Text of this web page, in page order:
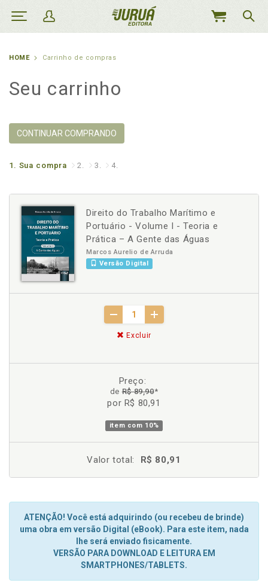
MEU
HOME Carrinho de compras
Seu carrinho
CONTINUAR COMPRANDO
1. Sua compra 2. 3. 4.
Direito do Trabalho Marítimo e
Portuário - Volume I - Teoria e
Prática – A Gente das Águas
Marcos Aurelio de Arruda
Versão Digital
Excluir
Preço:
deR$ 89,90*
por R$ 80,91
item com 10%
Valor total: R$ 80,91
ATENÇÃO! Você está adquirindo (ou recebeu de brinde)
uma obra em versão Digital (eBook). Para este item, nada
lhe será enviado fisicamente.
VERSÃO PARA DOWNLOAD E LEITURA EM
SMARTPHONES/TABLETS.